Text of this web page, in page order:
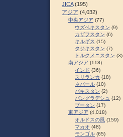
JICA(195)
アジア (4,032)
中央アジア (77)
ウズベキスタン (9)
カザフスタン (6)
キルギス (15)
タジキスタン (7)
トルクメニスタン (3)
南アジア (118)
インド (36)
スリランカ (18)
ネパール (10)
パキスタン (2)
バングラデシュ (12)
ブータン (17)
東アジア (4,018)
オルドスの風 (159)
マカオ (48)
モンゴル (65)